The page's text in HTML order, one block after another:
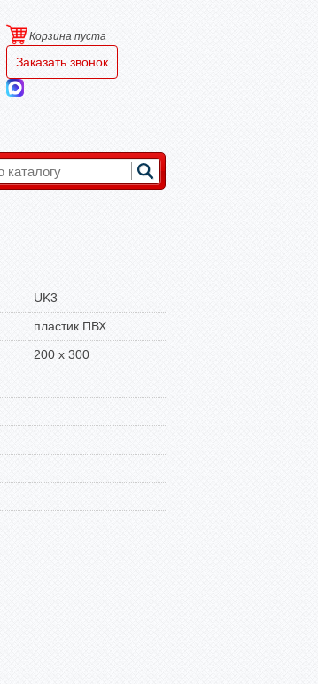
Корзина пуста
Заказать звонок
UK3
пластик ПВХ
200 х 300